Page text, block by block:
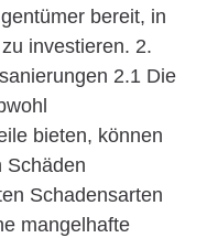
bereit, in
investieren. 2.
2.1 Die
bieten, können
Schäden
Schadensarten
mangelhafte